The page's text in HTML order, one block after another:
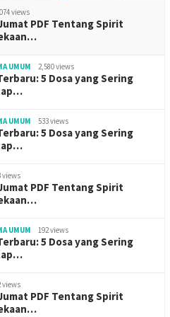
views
PDF Tentang Spirit
UMUM 2,580 views
5 Dosa yang Sering
UMUM 533 views
5 Dosa yang Sering
views
PDF Tentang Spirit
UMUM 192 views
5 Dosa yang Sering
views
PDF Tentang Spirit